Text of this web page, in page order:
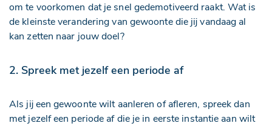
om te voorkomen dat je snel gedemotiveerd raakt. Wat is
de kleinste verandering van gewoonte die jij vandaag al
kan zetten naar jouw doel?
2. Spreek met jezelf een periode af
Als jij een gewoonte wilt aanleren of afleren, spreek dan
met jezelf een periode af die je in eerste instantie aan wilt